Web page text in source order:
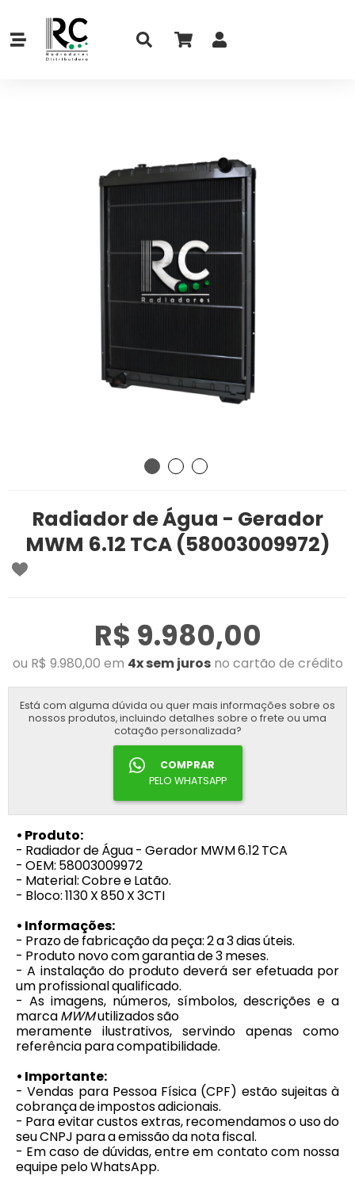
Radiador de Água - Gerador
MWM 6.12 TCA (58003009972)
R$ 9.980,00
ou R$ 9.980,00 em 4x sem jurosno cartão de crédito
Está com alguma dúvida ou quer mais informações sobre os
nossos produtos, incluindo detalhes sobre o frete ou uma
cotação personalizada?
COMPRAR
PELO WHATSAPP
• Produto:
- Radiador de Água - Gerador MWM 6.12 TCA
- OEM: 58003009972
- Material: Cobre e Latão.
- Bloco: 1130 X 850 X 3CTI
• Informações:
- Prazo de fabricação da peça: 2 a 3 dias úteis.
- Produto novo com garantia de 3 meses.
- A instalação do produto deverá ser efetuada por
um profissional qualificado.
- As imagens, números, símbolos, descrições e a
marcaMWMutilizados são
meramente ilustrativos, servindo apenas como
referência para compatibilidade.
• Importante:
- Vendas para Pessoa Física (CPF) estão sujeitas à
cobrança de impostos adicionais.
- Para evitar custos extras, recomendamos o uso do
seu CNPJ para a emissão da nota fiscal.
- Em caso de dúvidas, entre em contato com nossa
equipe pelo WhatsApp.